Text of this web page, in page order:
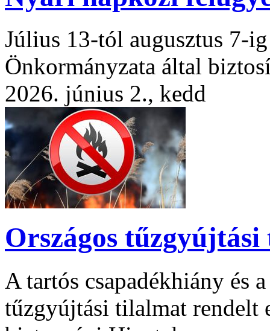
Július 13-tól augusztus 7-
Önkormányzata által
2026. június 2., kedd
Országos
A tartós csapadékhiány és
tűzgyújtási tilalmat rendelt